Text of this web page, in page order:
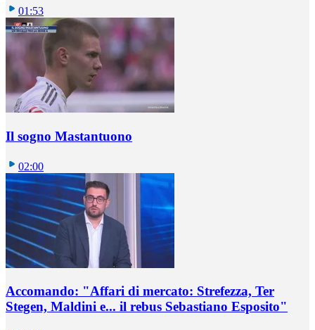
01:53
Il sogno Mastantuono
02:00
Accomando: "Affari di mercato: Strefezza, Ter
Stegen, Maldini e... il rebus Sebastiano Esposito"